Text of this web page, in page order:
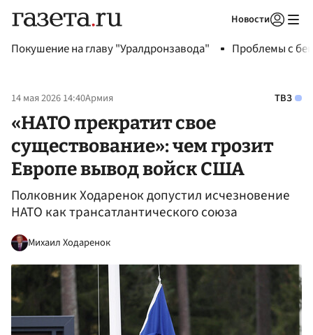
Новости
Покушение на главу "Уралдронзавода" Проблемы с
14 мая 2026 14:40Армия ТВЗ
«НАТО прекратит свое
существование»: чем грозит
Европе вывод войск США
Полковник Ходаренок допустил исчезновение
НАТО как трансатлантического союза
Михаил Ходаренок